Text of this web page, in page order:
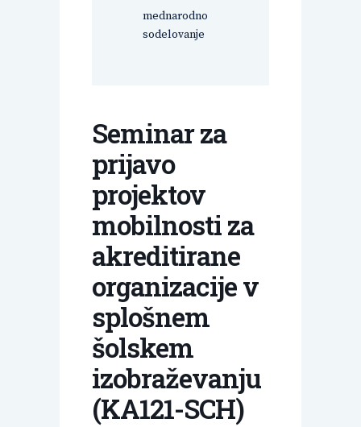
mednarodno
sodelovanje
Seminar za
prijavo
projektov
mobilnosti za
akreditirane
organizacije v
splošnem
šolskem
izobraževanju
(KA121-SCH)